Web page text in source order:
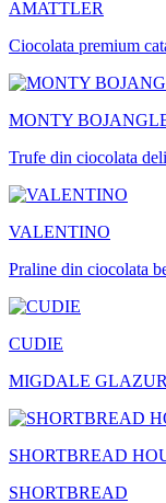
AMATTLER
Ciocolata premium
MONTY
Trufe din ciocolata
VALENTINO
Praline din ciocolata
CUDIE
MIGDALE
SHORTBREAD
SHORTBREAD